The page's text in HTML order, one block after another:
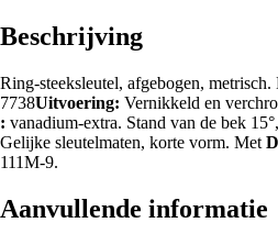
Beschrijving
Ring-steeksleutel, afgebogen,
7738Uitvoering: Vernikkeld en
: vanadium-extra. Stand van de bek
Gelijke sleutelmaten, korte vorm. Met
111M-9.
Aanvullende informatie